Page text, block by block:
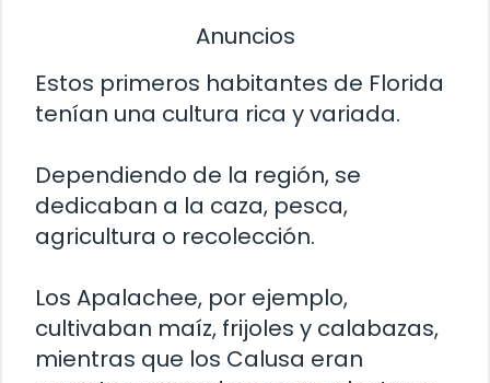
Anuncios
Estos primeros habitantes de Florida
tenían una cultura rica y variada.
Dependiendo de la región, se
dedicaban a la caza, pesca,
agricultura o recolección.
Los Apalachee, por ejemplo,
cultivaban maíz, frijoles y calabazas,
mientras que los Calusa eran